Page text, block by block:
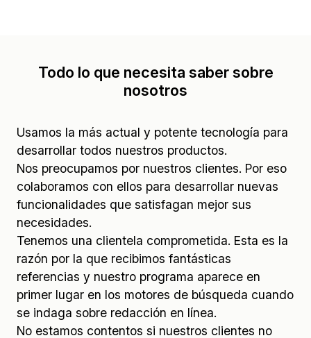
Todo lo que necesita saber sobre
nosotros
Usamos la más actual y potente tecnología para
desarrollar todos nuestros productos.
Nos preocupamos por nuestros clientes. Por eso
colaboramos con ellos para desarrollar nuevas
funcionalidades que satisfagan mejor sus
necesidades.
Tenemos una clientela comprometida. Esta es la
razón por la que recibimos fantásticas
referencias y nuestro programa aparece en
primer lugar en los motores de búsqueda cuando
se indaga sobre redacción en línea.
No estamos contentos si nuestros clientes no